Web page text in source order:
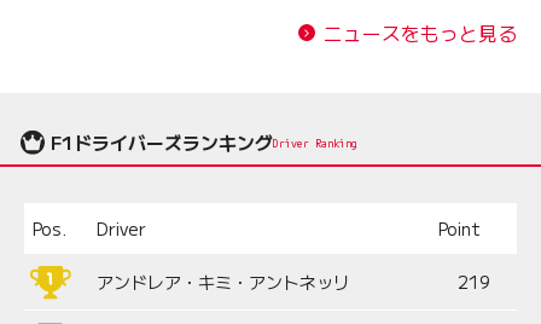
ニュースをもっと見る
F1ドライバーズランキングDriver Ranking
Pos. Driver Point
アンドレア・キミ・アントネッリ 219